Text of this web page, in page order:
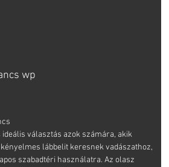
wp
ideális választás azok számára, akik
lábbelit keresnek vadászathoz,
szabadtéri használatra. Az olasz